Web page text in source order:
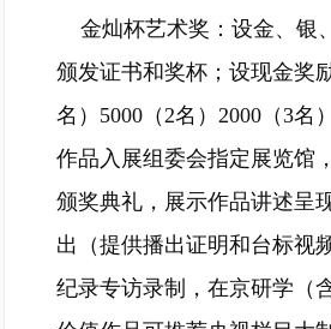
金灿杯艺术奖：设金、银
颁发证书和奖杯；设现金奖
名）5000（2名）2000（3名
作品入展组委会指定展览馆
颁奖典礼，展示作品讲述呈
出（提供播出证明和台标视
纪录专访录制，在京研学（